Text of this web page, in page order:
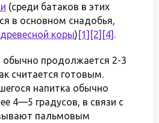
(среди батаков в этих
в основном снадобья,
древесной коры) [1] [2] [4] .
обычно продолжается 2-3
считается готовым.
напитка обычно
4—5 градусов, в связи с
пальмовым